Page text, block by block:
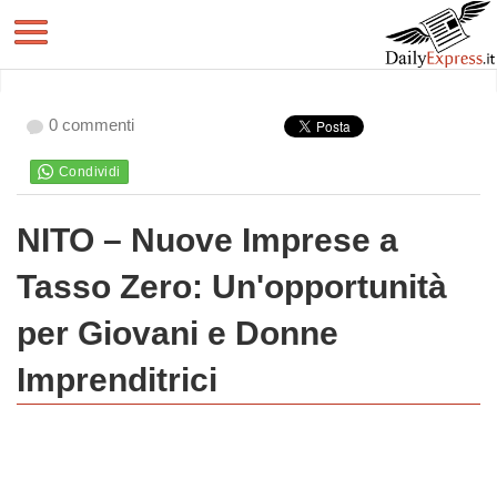
0 commenti
NITO – Nuove Imprese a
Tasso Zero: Un'opportunità
per Giovani e Donne
Imprenditrici